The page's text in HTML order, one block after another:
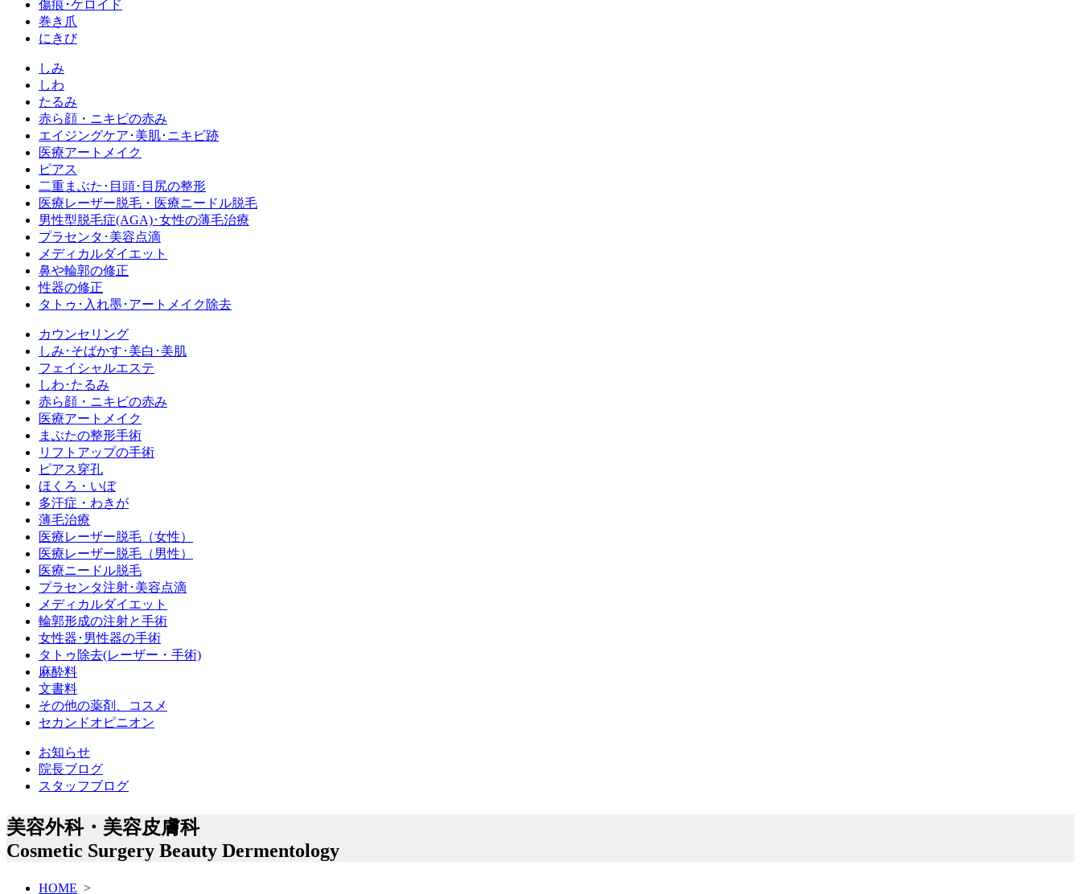
傷痕･ケロイド
巻き爪
にきび
しみ
しわ
たるみ
赤ら顔・ニキビの赤み
エイジングケア･美肌･ニキビ跡
医療アートメイク
ピアス
二重まぶた･目頭･目尻の整形
医療レーザー脱毛・医療ニードル脱毛
男性型脱毛症(AGA)･女性の薄毛治療
プラセンタ･美容点滴
メディカルダイエット
鼻や輪郭の修正
性器の修正
タトゥ･入れ墨･アートメイク除去
カウンセリング
しみ･そばかす･美白･美肌
フェイシャルエステ
しわ･たるみ
赤ら顔・ニキビの赤み
医療アートメイク
まぶたの整形手術
リフトアップの手術
ピアス穿孔
ほくろ・いぼ
多汗症・わきが
薄毛治療
医療レーザー脱毛（女性）
医療レーザー脱毛（男性）
医療ニードル脱毛
プラセンタ注射･美容点滴
メディカルダイエット
輪郭形成の注射と手術
女性器･男性器の手術
タトゥ除去(レーザー・手術)
麻酔料
文書料
その他の薬剤、コスメ
セカンドオピニオン
お知らせ
院長ブログ
スタッフブログ
美容外科・美容皮膚科
Cosmetic Surgery Beauty Dermentology
HOME >